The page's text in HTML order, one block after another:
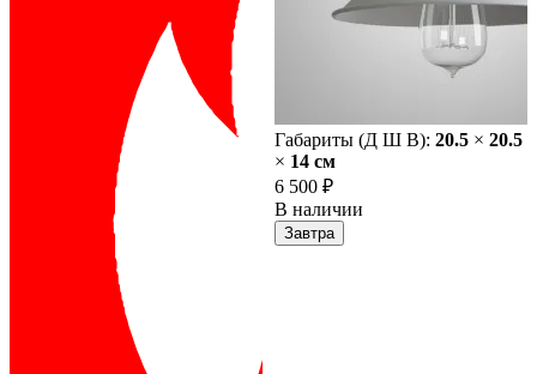
Габариты (Д Ш В): 20.5 × 20.5
× 14 cм
6 500 ₽
В наличии
Завтра